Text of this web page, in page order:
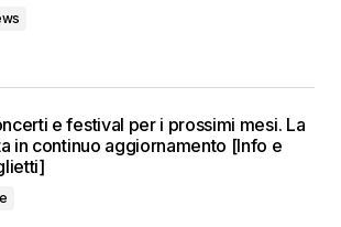
e festival per i prossimi mesi. La
in continuo aggiornamento [Info e